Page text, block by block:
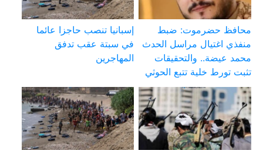
محافظ حضرموت: ضبط
منفذي اغتيال مراسل الحدث
محمد عيضة.. والتحقيقات
تثبت تورط خلية تتبع الحوثي
إسبانيا تنصب حاجزا عائما
في سبتة عقب تدفق
المهاجرين